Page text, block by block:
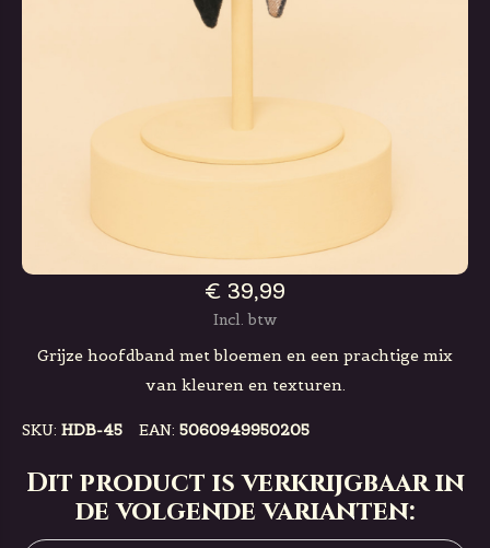
€ 39,99
Incl. btw
Grijze hoofdband met bloemen en een prachtige mix
van kleuren en texturen.
SKU: HDB-45 EAN: 5060949950205
Dit product is verkrijgbaar in
de volgende varianten: